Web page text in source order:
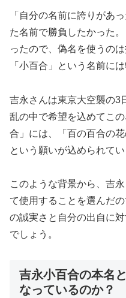
「自分の名前に誇りがあ
た名前で勝負したかった
ったので、偽名を使うの
「小百合」という名前に
吉永さんは東京大空襲の3
乱の中で希望を込めてこ
合」には、「百の百合の
という願いが込められてい
このような背景から、吉
て使用することを選んだ
の誠実さと自分の出自に
でしょう。
吉永小百合の本名
なっているのか？